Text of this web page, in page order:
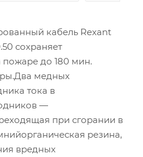
кабель Rexant
сохраняет
пожаре до 180 мин.
медных
тока в
—
при сгорании в
резина,
вредных